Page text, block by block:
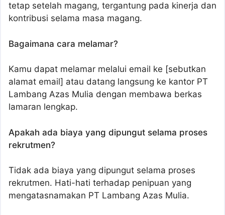
tetap setelah magang, tergantung pada kinerja dan
kontribusi selama masa magang.
Bagaimana cara melamar?
Kamu dapat melamar melalui email ke [sebutkan
alamat email] atau datang langsung ke kantor PT
Lambang Azas Mulia dengan membawa berkas
lamaran lengkap.
Apakah ada biaya yang dipungut selama proses
rekrutmen?
Tidak ada biaya yang dipungut selama proses
rekrutmen. Hati-hati terhadap penipuan yang
mengatasnamakan PT Lambang Azas Mulia.